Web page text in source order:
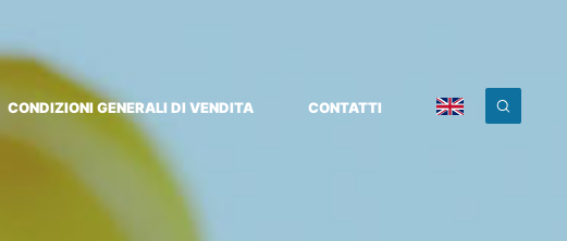
CONDIZIONI GENERALI DI VENDITA CONTATTI